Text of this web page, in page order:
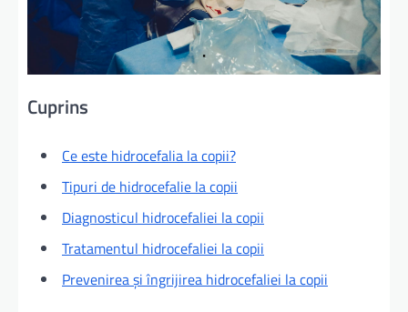
Cuprins
Ce este hidrocefalia la copii?
Tipuri de hidrocefalie la copii
Diagnosticul hidrocefaliei la copii
Tratamentul hidrocefaliei la copii
Prevenirea și îngrijirea hidrocefaliei la copii